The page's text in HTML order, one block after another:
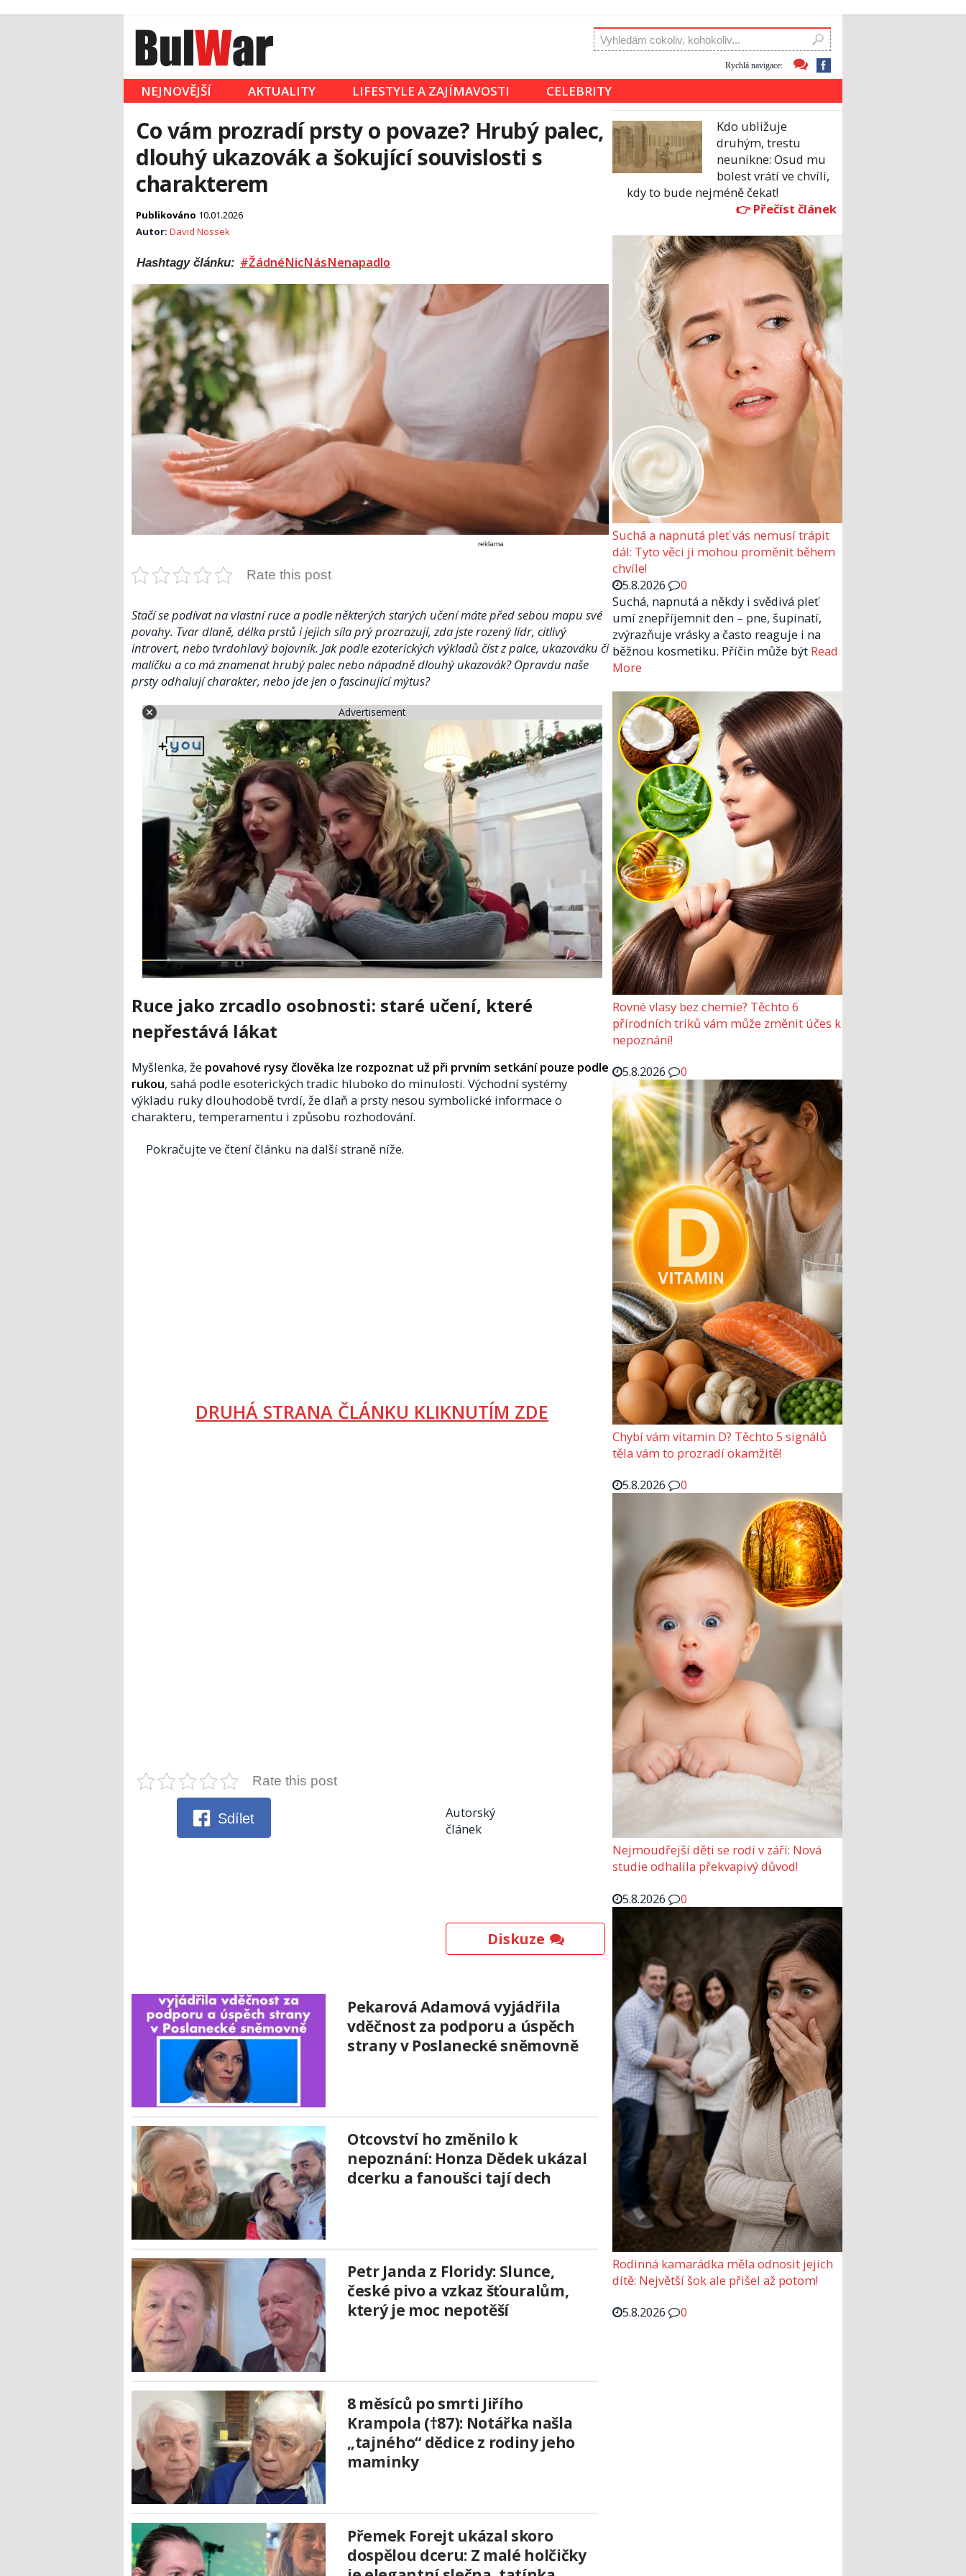
Rychlá navigace:
NEJNOVĚJŠÍ AKTUALITY LIFESTYLE A ZAJÍMAVOSTI CELEBRITY
Co vám prozradí prsty o povaze? Hrubý palec,
dlouhý ukazovák a šokující souvislosti s
charakterem
Publikováno 10.01.2026
Autor: David Nossek
Hashtagy článku: #ŽádnéNicNásNenapadlo
reklama
Rate this post
Stačí se podívat na vlastní ruce a podle některých starých učení máte před sebou mapu své
povahy. Tvar dlaně, délka prstů i jejich síla prý prozrazují, zda jste rozený lídr, citlivý
introvert, nebo tvrdohlavý bojovník. Jak podle ezoterických výkladů číst z palce, ukazováku či
malíčku a co má znamenat hrubý palec nebo nápadně dlouhý ukazovák? Opravdu naše
prsty odhalují charakter, nebo jde jen o fascinující mýtus?
Advertisement
Ruce jako zrcadlo osobnosti: staré učení, které
nepřestává lákat
Myšlenka, že povahové rysy člověka lze rozpoznat už při prvním setkání pouze podle
rukou, sahá podle esoterických tradic hluboko do minulosti. Východní systémy
výkladu ruky dlouhodobě tvrdí, že dlaň a prsty nesou symbolické informace o
charakteru, temperamentu i způsobu rozhodování.
Pokračujte ve čtení článku na další straně níže.
DRUHÁ STRANA ČLÁNKU KLIKNUTÍM ZDE
Rate this post
Sdílet
Autorský
článek
Diskuze
Pekarová Adamová vyjádřila
vděčnost za podporu a úspěch
strany v Poslanecké sněmovně
Otcovství ho změnilo k
nepoznání: Honza Dědek ukázal
dcerku a fanoušci tají dech
Petr Janda z Floridy: Slunce,
české pivo a vzkaz šťouralům,
který je moc nepotěší
8 měsíců po smrti Jiřího
Krampola (†87): Notářka našla
„tajného“ dědice z rodiny jeho
maminky
Přemek Forejt ukázal skoro
dospělou dceru: Z malé holčičky
Kdo ubližuje
druhým, trestu
neunikne: Osud mu
bolest vrátí ve chvíli,
kdy to bude nejméně čekat!
Suchá a napnutá pleť vás nemusí trápit
dál: Tyto věci ji mohou proměnit během
chvíle!
5.8.2026
0
Suchá, napnutá a někdy i svědivá pleť
umí znepříjemnit den – pne, šupinatí,
zvýrazňuje vrásky a často reaguje i na
běžnou kosmetiku. Příčin může být Read
More
Rovné vlasy bez chemie? Těchto 6
přírodních triků vám může změnit účes k
nepoznání!
5.8.2026
0
Chybí vám vitamin D? Těchto 5 signálů
těla vám to prozradí okamžitě!
5.8.2026
0
Nejmoudřejší děti se rodí v září: Nová
studie odhalila překvapivý důvod!
5.8.2026
0
Rodinná kamarádka měla odnosit jejich
dítě: Největší šok ale přišel až potom!
5.8.2026
0